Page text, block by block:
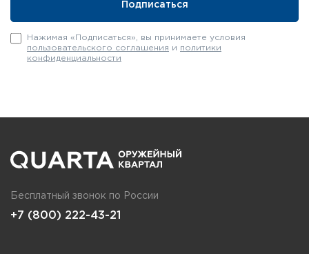
Нажимая «Подписаться», вы принимаете условия
пользовательского соглашения и политики
конфиденциальности
Бесплатный звонок по России
+7 (800) 222-43-21